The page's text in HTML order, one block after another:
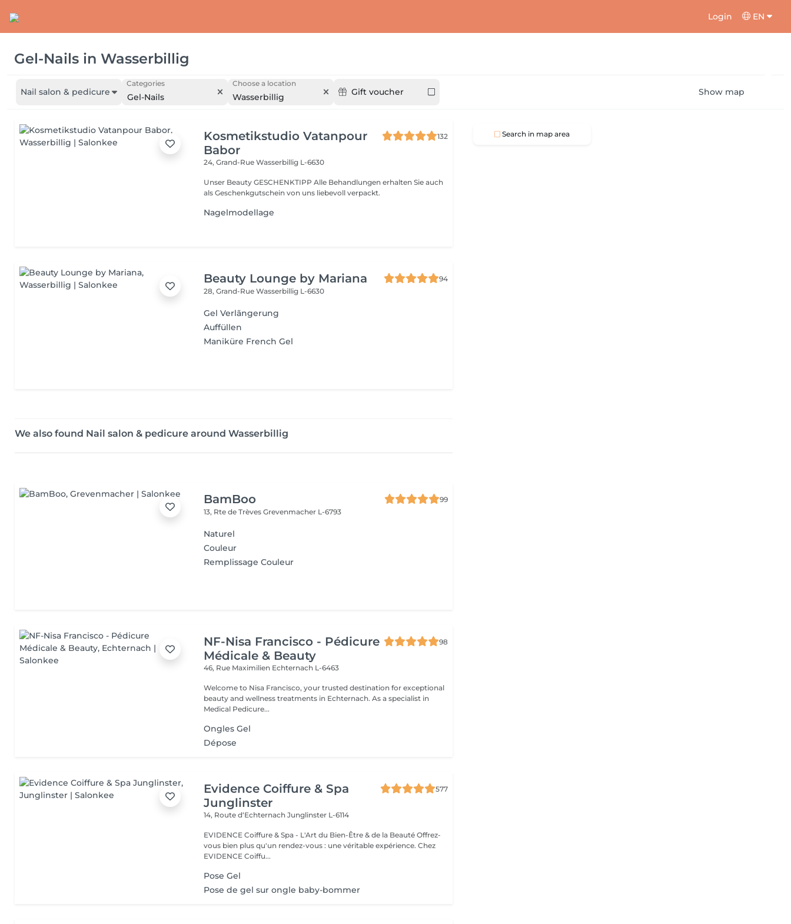
Login EN
Gel-Nails in Wasserbillig
Nail salon & pedicure
Categories
Gel-Nails
Choose a location
Wasserbillig Gift voucher Show map
Kosmetikstudio Vatanpour
Babor
132
24, Grand-RueWasserbillig L-6630
Unser Beauty GESCHENKTIPP Alle Behandlungen erhalten Sie auch
als Geschenkgutschein von uns liebevoll verpackt.
Nagelmodellage
Beauty Lounge by Mariana
94
28, Grand-RueWasserbillig L-6630
Gel Verlãngerung
Auffüllen
Maniküre French Gel
We also found Nail salon & pedicure around Wasserbillig
BamBoo
99
13, Rte de TrèvesGrevenmacher L-6793
Naturel
Couleur
Remplissage Couleur
NF-Nisa Francisco - Pédicure
Médicale & Beauty
98
46, Rue Maximilien Echternach L-6463
Welcome to Nisa Francisco, your trusted destination for exceptional
beauty and wellness treatments in Echternach. As a specialist in
Medical Pedicure...
Ongles Gel
Dépose
Evidence Coiffure & Spa
Junglinster
577
14, Route d‘EchternachJunglinster L-6114
EVIDENCE Coiffure & Spa - L'Art du Bien-Être & de la Beauté Offrez-
vous bien plus qu'un rendez-vous : une véritable expérience. Chez
EVIDENCE Coiffu...
Pose Gel
Pose de gel sur ongle baby-bommer
Search in map area